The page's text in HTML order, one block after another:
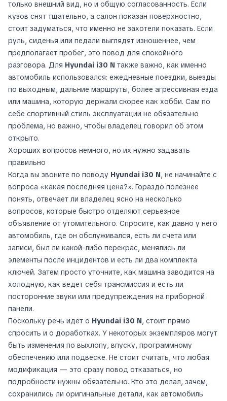
только внешний вид, но и общую согласованность. Если
кузов снят тщательно, а салон показан поверхностно,
стоит задуматься, что именно не захотели показать. Если
руль, сиденья или педали выглядят изношеннее, чем
предполагает пробег, это повод для спокойного
разговора. Для Hyundai i30 N также важно, как именно
автомобиль использовался: ежедневные поездки, выезды
по выходным, дальние маршруты, более агрессивная езда
или машина, которую держали скорее как хобби. Сам по
себе спортивный стиль эксплуатации не обязательно
проблема, но важно, чтобы владелец говорил об этом
открыто.
Хороших вопросов немного, но их нужно задавать
правильно
Когда вы звоните по поводу Hyundai i30 N, не начинайте с
вопроса «какая последняя цена?». Гораздо полезнее
понять, отвечает ли владелец ясно на несколько
вопросов, которые быстро отделяют серьезное
объявление от утомительного. Спросите, как давно у него
автомобиль, где он обслуживался, есть ли счета или
записи, был ли какой-либо перекрас, менялись ли
элементы после инцидентов и есть ли два комплекта
ключей. Затем просто уточните, как машина заводится на
холодную, как ведет себя трансмиссия и есть ли
посторонние звуки или предупреждения на приборной
панели.
Поскольку речь идет о Hyundai i30 N, стоит прямо
спросить и о доработках. У некоторых экземпляров могут
быть изменения по выхлопу, впуску, программному
обеспечению или подвеске. Не стоит считать, что любая
модификация — это сразу повод отказаться, но
подробности нужны обязательно. Кто это делал, зачем,
сохранились ли оригинальные детали, как автомобиль